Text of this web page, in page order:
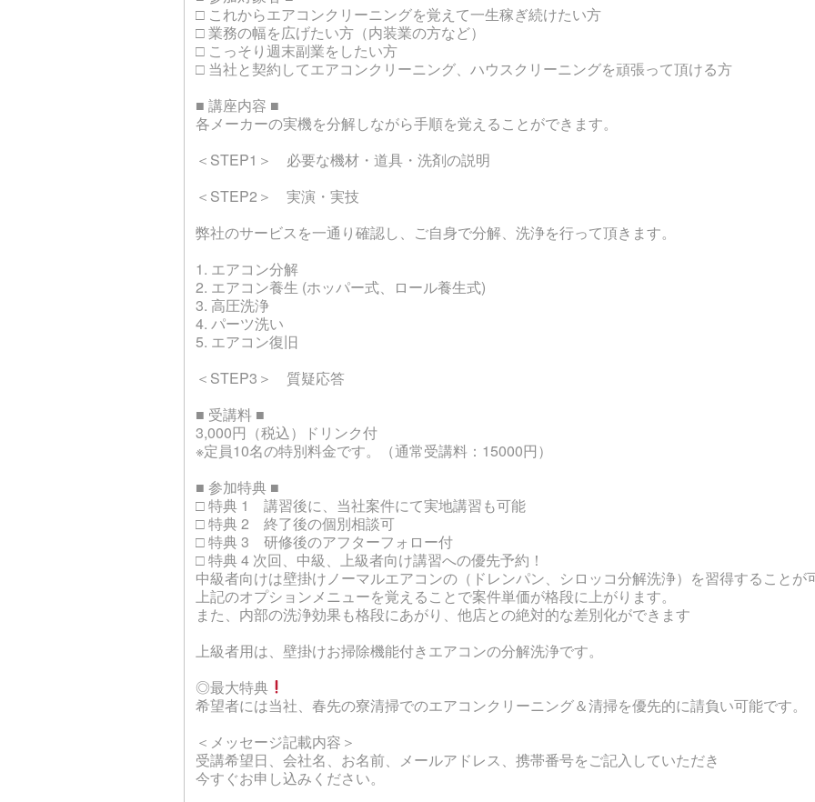
□ これからエアコンクリーニングを覚えて一生稼ぎ続けたい方
□ 業務の幅を広げたい方（内装業の方など）
□ こっそり週末副業をしたい方
□ 当社と契約してエアコンクリーニング、ハウスクリーニングを頑張って頂ける方
■ 講座内容 ■
各メーカーの実機を分解しながら手順を覚えることができます。
＜STEP1＞ 必要な機材・道具・洗剤の説明
＜STEP2＞ 実演・実技
弊社のサービスを一通り確認し、ご自身で分解、洗浄を行って頂きます。
1. エアコン分解
2. エアコン養生 (ホッパー式、ロール養生式)
3. 高圧洗浄
4. パーツ洗い
5. エアコン復旧
＜STEP3＞ 質疑応答
■ 受講料 ■
3,000円（税込）ドリンク付
※定員10名の特別料金です。（通常受講料：15000円）
■ 参加特典 ■
□ 特典 1 講習後に、当社案件にて実地講習も可能
□ 特典 2 終了後の個別相談可
□ 特典 3 研修後のアフターフォロー付
□ 特典 4 次回、中級、上級者向け講習への優先予約！
中級者向けは壁掛けノーマルエアコンの（ドレンパン、シロッコ分解洗浄）を習得することが
上記のオプションメニューを覚えることで案件単価が格段に上がります。
また、内部の洗浄効果も格段にあがり、他店との絶対的な差別化ができます
上級者用は、壁掛けお掃除機能付きエアコンの分解洗浄です。
◎最大特典
希望者には当社、春先の寮清掃でのエアコンクリーニング＆清掃を優先的に請負い可能です。
＜メッセージ記載内容＞
受講希望日、会社名、お名前、メールアドレス、携帯番号をご記入していただき
今すぐお申し込みください。